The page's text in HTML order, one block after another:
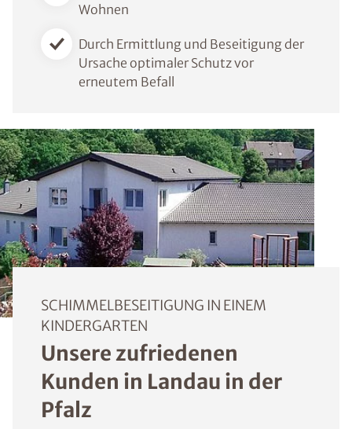
Wohnen
Durch Ermittlung und Beseitigung der
Ursache optimaler Schutz vor
erneutem Befall
SCHIMMELBESEITIGUNG IN EINEM
KINDERGARTEN
Unsere zufriedenen
Kunden in Landau in der
Pfalz